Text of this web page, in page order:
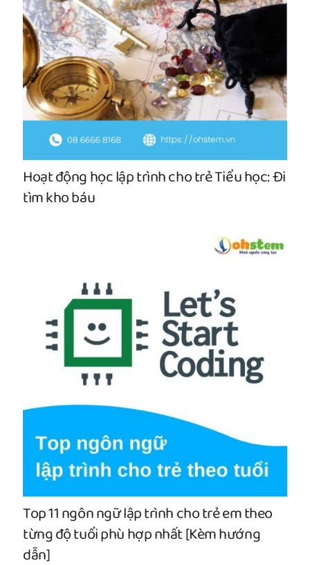
Hoạt động học lập trình cho trẻ Tiểu học: Đi
tìm kho báu
Top 11 ngôn ngữ lập trình cho trẻ em theo
từng độ tuổi phù hợp nhất [Kèm hướng
dẫn]